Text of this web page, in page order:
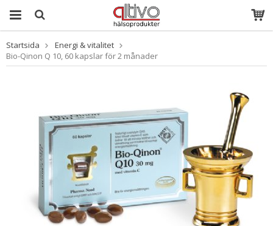
Produkten har
blivit tillagd i
varukorgen
Startsida
Energi & vitalitet
Bio-Qinon Q 10, 60 kapslar för 2 månader